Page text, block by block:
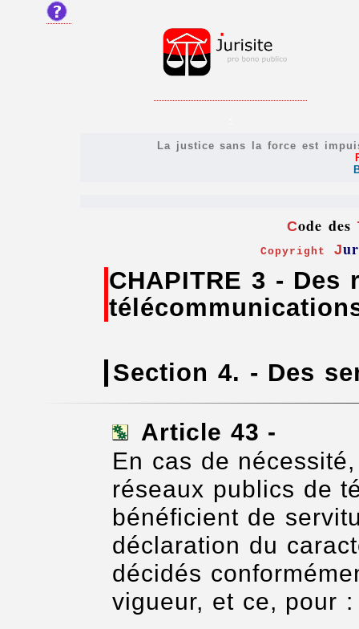
La justice sans la force est
Code des
Copyright J
CHAPITRE 3 - Des
Section 4. - Des
Article 43 -
En cas de
réseaux publics de
bénéficient de
déclaration du
décidés
vigueur, et ce, pour :